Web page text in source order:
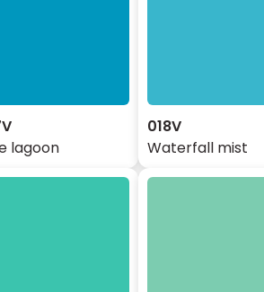
lagoon
018V
Waterfall mist